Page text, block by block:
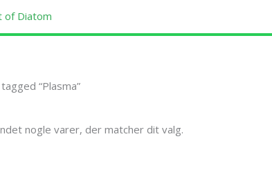
“Plasma”
nogle varer, der matcher dit valg.